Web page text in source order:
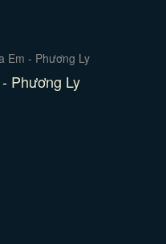
Phương Ly